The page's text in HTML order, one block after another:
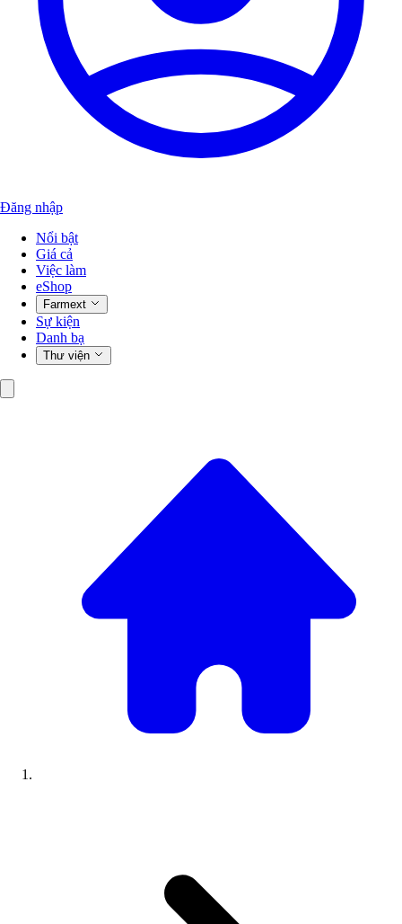
Đăng nhập
Nổi bật
Giá cả
Việc làm
eShop
Farmext
Sự kiện
Danh bạ
Thư viện